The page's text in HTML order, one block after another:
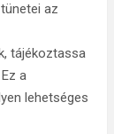
az
tájékoztassa
a
lehetséges